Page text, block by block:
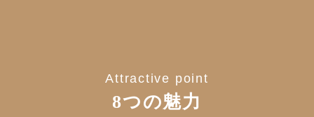
Attractive point
8つの魅力